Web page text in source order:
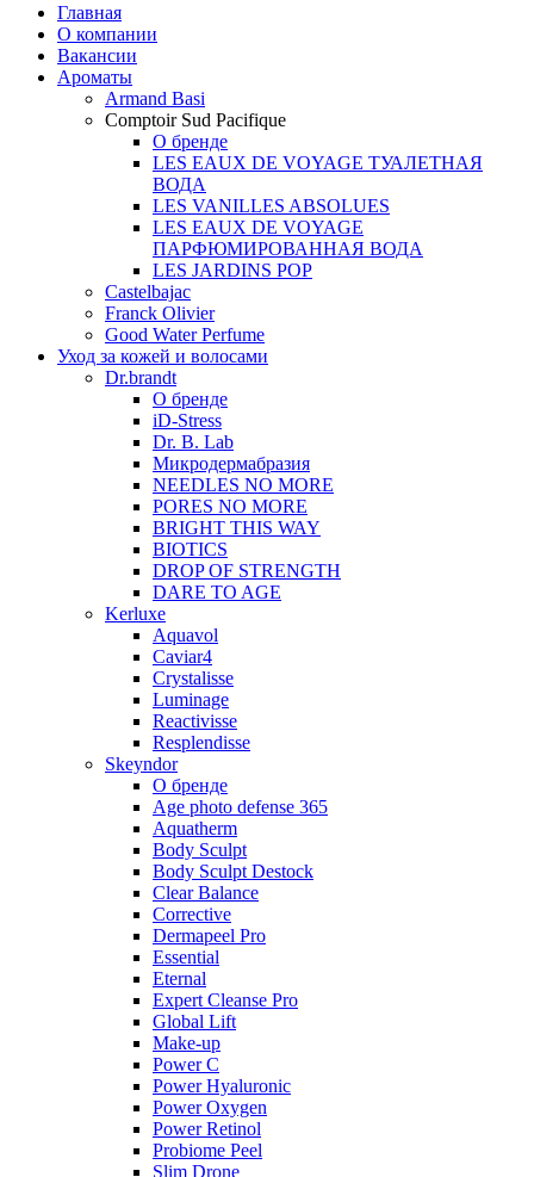
Главная
О компании
Вакансии
Ароматы
Armand Basi
Comptoir Sud Pacifique
О бренде
LES EAUX DE VOYAGE ТУАЛЕТНАЯ
ВОДА
LES VANILLES ABSOLUES
LES EAUX DE VOYAGE
ПАРФЮМИРОВАННАЯ ВОДА
LES JARDINS POP
Castelbajac
Franck Olivier
Good Water Perfume
Уход за кожей и волосами
Dr.brandt
О бренде
iD-Stress
Dr. B. Lab
Микродермабразия
NEEDLES NO MORE
PORES NO MORE
BRIGHT THIS WAY
BIOTICS
DROP OF STRENGTH
DARE TO AGE
Kerluxe
Aquavol
Caviar4
Crystalisse
Luminage
Reactivisse
Resplendisse
Skeyndor
О бренде
Age photo defense 365
Aquatherm
Body Sculpt
Body Sculpt Destock
Clear Balance
Corrective
Dermapeel Pro
Essential
Eternal
Expert Cleanse Pro
Global Lift
Make-up
Power C
Power Hyaluronic
Power Oxygen
Power Retinol
Probiome Peel
Slim Drone